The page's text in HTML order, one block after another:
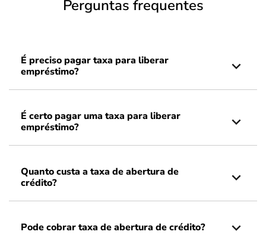
Perguntas frequentes
É preciso pagar taxa para liberar
empréstimo?
É certo pagar uma taxa para liberar
empréstimo?
Quanto custa a taxa de abertura de
crédito?
Pode cobrar taxa de abertura de crédito?